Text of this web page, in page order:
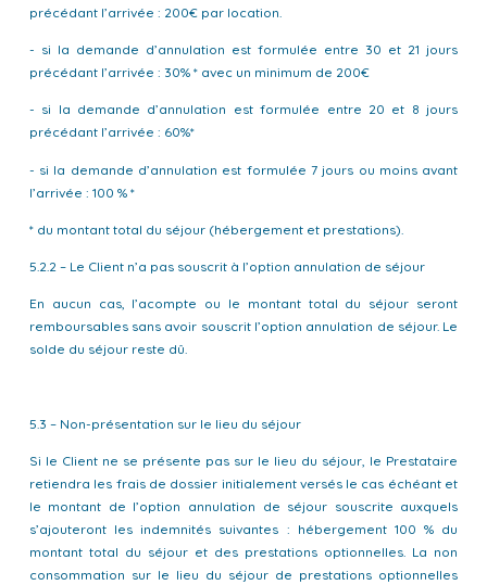
précédant l’arrivée : 200€ par location.
- si la demande d’annulation est formulée entre 30 et 21 jours
précédant l’arrivée : 30% * avec un minimum de 200€
- si la demande d’annulation est formulée entre 20 et 8 jours
précédant l’arrivée : 60%*
- si la demande d’annulation est formulée 7 jours ou moins avant
l’arrivée : 100 % *
* du montant total du séjour (hébergement et prestations).
5.2.2 – Le Client n’a pas souscrit à l’option annulation de séjour
En aucun cas, l’acompte ou le montant total du séjour seront
remboursables sans avoir souscrit l’option annulation de séjour. Le
solde du séjour reste dû.
5.3 – Non-présentation sur le lieu du séjour
Si le Client ne se présente pas sur le lieu du séjour, le Prestataire
retiendra les frais de dossier initialement versés le cas échéant et
le montant de l’option annulation de séjour souscrite auxquels
s’ajouteront les indemnités suivantes : hébergement 100 % du
montant total du séjour et des prestations optionnelles. La non
consommation sur le lieu du séjour de prestations optionnelles